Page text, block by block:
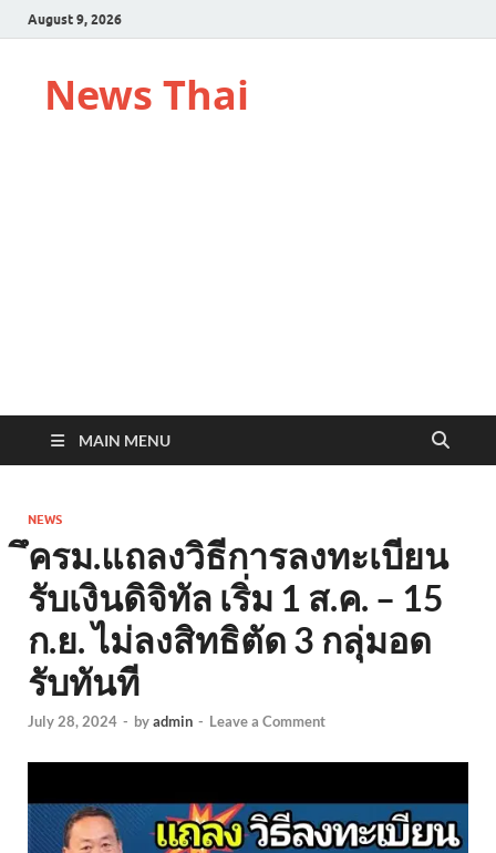
August 9, 2026
News Thai
MAIN MENU
NEWS
ึครม.แถลงวิธีการลงทะเบียน
รับเงินดิจิทัล เริ่ม 1 ส.ค. – 15
ก.ย. ไม่ลงสิทธิตัด 3 กลุ่มอด
รับทันที
July 28, 2024 - byadmin - Leave a Comment